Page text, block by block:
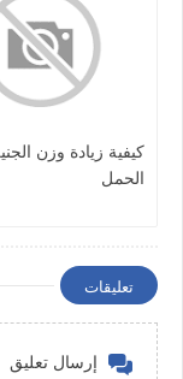
كيفية زيادة وزن
الحمل
تعليقات
إرسال تعليق